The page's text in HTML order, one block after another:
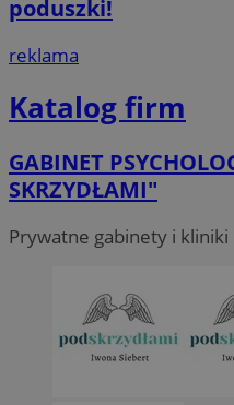
poduszki!
reklama
Katalog firm
GABINET
SKRZYDŁAMI"
Prywatne gabinety i kliniki